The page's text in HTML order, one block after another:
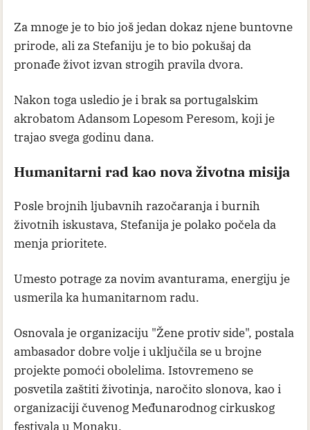
Za mnoge je to bio još jedan dokaz njene buntovne
prirode, ali za Stefaniju je to bio pokušaj da
pronađe život izvan strogih pravila dvora.
Nakon toga usledio je i brak sa portugalskim
akrobatom Adansom Lopesom Peresom, koji je
trajao svega godinu dana.
Humanitarni rad kao nova životna misija
Posle brojnih ljubavnih razočaranja i burnih
životnih iskustava, Stefanija je polako počela da
menja prioritete.
Umesto potrage za novim avanturama, energiju je
usmerila ka humanitarnom radu.
Osnovala je organizaciju "Žene protiv side", postala
ambasador dobre volje i uključila se u brojne
projekte pomoći obolelima. Istovremeno se
posvetila zaštiti životinja, naročito slonova, kao i
organizaciji čuvenog Međunarodnog cirkuskog
festivala u Monaku.